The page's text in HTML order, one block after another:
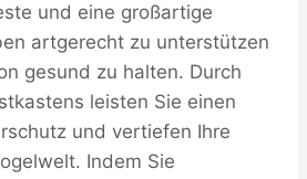
und eine großartige
artgerecht zu unterstützen
gesund zu halten. Durch
leisten Sie einen
und vertiefen Ihre
Indem Sie